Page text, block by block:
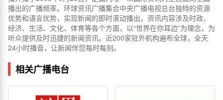
播出的广播频率。环球资讯广播集合中央广播电视总台独特的资源
优势和语言优势，实现新闻的即时滚动播出，资讯内容涉及时政、
经济、生活、文化、体育等各个方面，以“世界在你耳边”为理念，为
听众提供及时迅捷的新闻资讯。近200家驻外机构遍布全球，全天
24小时播音，让新闻伴您每时每刻。
相关广播电台